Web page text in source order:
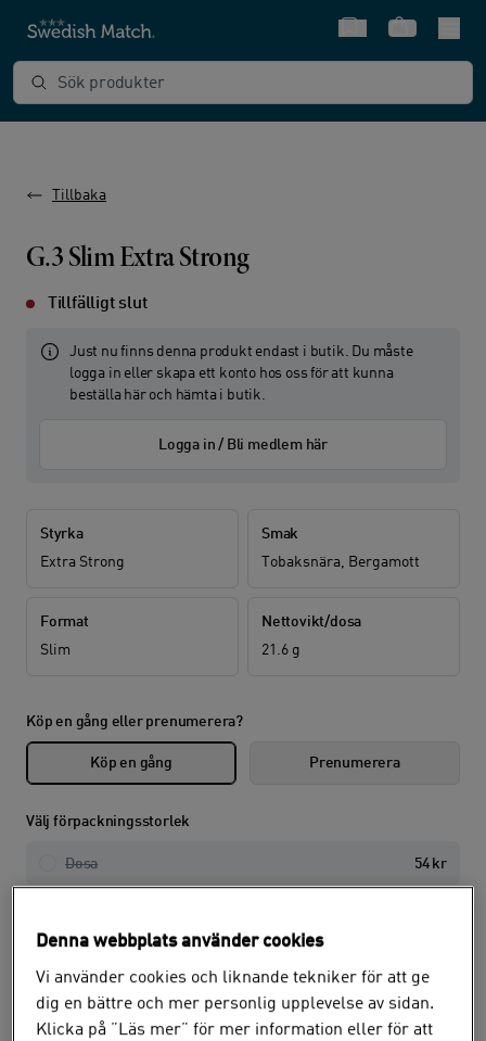
SnabbvalVarukorg
Sök produkter
Tillbaka
G.3 Slim Extra Strong
Tillfälligt slut
Just nu finns denna produkt endast i butik. Du måste
logga in eller skapa ett konto hos oss för att kunna
beställa här och hämta i butik.
Logga in / Bli medlem här
Styrka
Extra Strong
Smak
Tobaksnära, Bergamott
Format
Slim
Nettovikt/dosa
21.6 g
Köp en gång eller prenumerera?
Köp en gång Prenumerera
Välj förpackningsstorlek
Dosa 54 kr
30-pack (47,43 kr / dosa ) 1 423 kr
50-pack (46,46 kr / dosa 2 323 kr
Denna webbplats använder cookies
Vi använder cookies och liknande tekniker för att ge
dig en bättre och mer personlig upplevelse av sidan.
Klicka på ”Läs mer” för mer information eller för att